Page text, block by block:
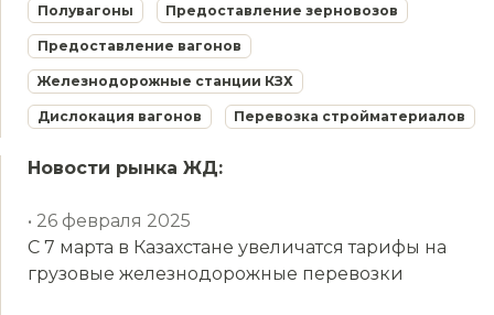
Полувагоны Предоставление зерновозов
Предоставление вагонов
Железнодорожные станции КЗХ
Дислокация вагонов Перевозка стройматериалов
Новости рынка ЖД:
• 26 февраля 2025
С 7 марта в Казахстане увеличатся тарифы на
грузовые железнодорожные перевозки